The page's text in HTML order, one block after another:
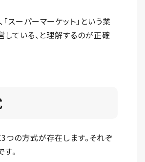
スーパーマーケット」という業
している、と理解するのが正確
の方式が存在します。それぞ
。